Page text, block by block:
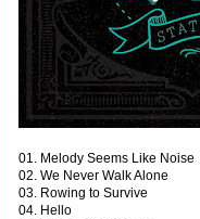
01. Melody Seems Like Noise
02. We Never Walk Alone
03. Rowing to Survive
04. Hello